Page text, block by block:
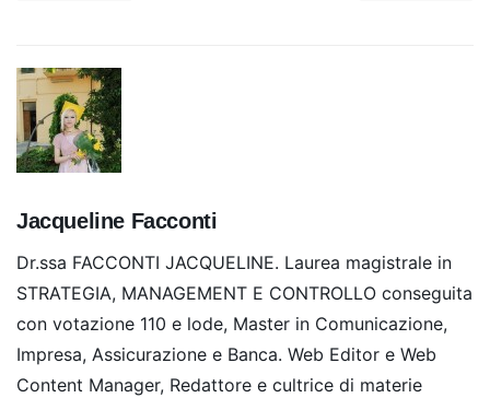
Jacqueline Facconti
Dr.ssa FACCONTI JACQUELINE. Laurea magistrale in
STRATEGIA, MANAGEMENT E CONTROLLO conseguita
con votazione 110 e lode, Master in Comunicazione,
Impresa, Assicurazione e Banca. Web Editor e Web
Content Manager, Redattore e cultrice di materie